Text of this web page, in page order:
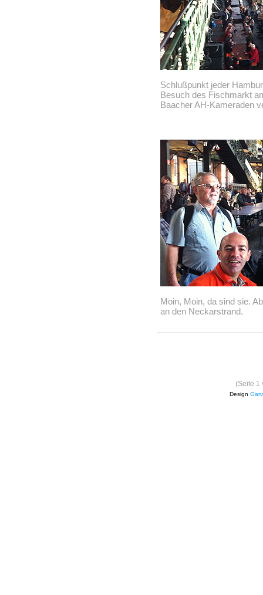
Schlußpunkt jeder
Besuch des Fischmarkt
Baacher AH-Kameraden
Moin, Moin, da sind sie.
an den Neckarstrand.
(Seite 1
Design